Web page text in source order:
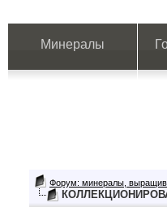
Минералы
Форум: минералы,